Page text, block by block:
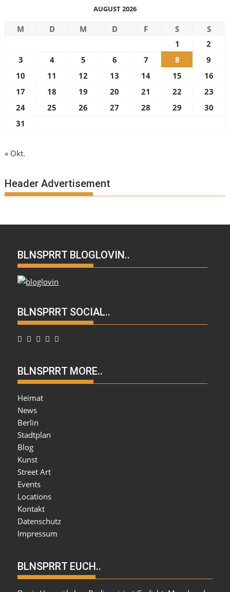
AUGUST 2026
M D M D F S
S
1
2
3
4 5 6 7 8
9
10
11 12 13 14 15
16
17
18 19 20 21 22
23
24
25 26 27 28 29
30
31
« Okt.
Header Advertisement
BLNSPRRT BLOGLOVIN..
BLNSPRRT SOCIAL..
BLNSPRRT MORE..
Heimat
News
Berlin
Stadtplan
Blog
Kunst
Street Art
Events
Locations
Kontakt
Datenschutz
Impressum
BLNSPRRT EUCH..